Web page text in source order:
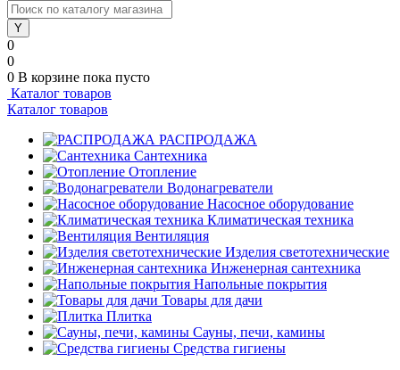
0
0
0 В корзине пока пусто
Каталог товаров
Каталог товаров
РАСПРОДАЖА
Сантехника
Отопление
Водонагреватели
Насосное оборудование
Климатическая техника
Вентиляция
Изделия светотехнические
Инженерная сантехника
Напольные покрытия
Товары для дачи
Плитка
Сауны, печи, камины
Средства гигиены